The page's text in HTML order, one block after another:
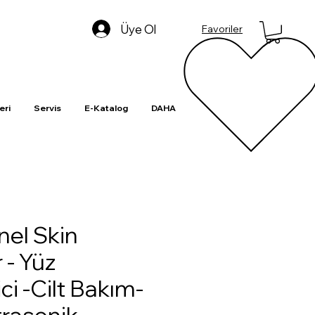
Üye Ol Favoriler
Servis E-Katalog DAHA
Skin
Yüz
-Cilt Bakım-